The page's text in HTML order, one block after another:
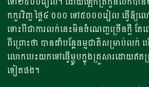
ទៅ២៥០០រៀល។ ដោយឡែកត្រកួនលក់បា
កកួរវិញ ថ្លៃ៤ ០០០ ទៅ៥០០០រៀល ធ្វើឱ្យ
ទោះបីជាការលក់នេះមិនចំណេញច្រើនក្តី តែ
ពីព្រោះថា បានដាំបន្លែធម្មជាតិសម្រាប់លក់
លោកបេះយកទៅធ្វើម្ហូបក្នុងគ្រួសារដោយឥត
ទៀតផង។